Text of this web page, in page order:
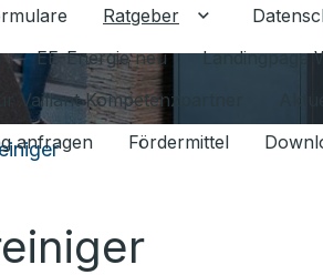
Ratgeber Untermenü
EE-Energie neu Landingpage
Vaillant Kompetenzpartner
anfragen
Fördermittel